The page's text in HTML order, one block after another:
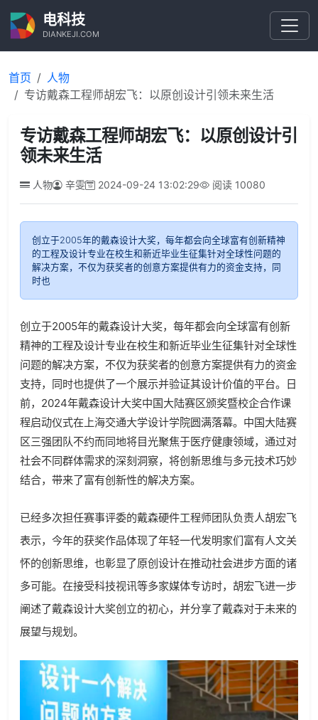
电科技
DIANKEJI.COM
首页
人物
专访戴森工程师胡宏飞：以原创设计引领未来生活
专访戴森工程师胡宏飞：以原创设计引
领未来生活
人物 辛雯 2024-09-24 13:02:29 阅读 10080
创立于2005年的戴森设计大奖，每年都会向全球富有创新精神
的工程及设计专业在校生和新近毕业生征集针对全球性问题的
解决方案，不仅为获奖者的创意方案提供有力的资金支持，同
时也
创立于2005年的戴森设计大奖，每年都会向全球富有创新
精神的工程及设计专业在校生和新近毕业生征集针对全球性
问题的解决方案，不仅为获奖者的创意方案提供有力的资金
支持，同时也提供了一个展示并验证其设计价值的平台。日
前，2024年戴森设计大奖中国大陆赛区颁奖暨校企合作课
程启动仪式在上海交通大学设计学院圆满落幕。中国大陆赛
区三强团队不约而同地将目光聚焦于医疗健康领域，通过对
社会不同群体需求的深刻洞察，将创新思维与多元技术巧妙
结合，带来了富有创新性的解决方案。
已经多次担任赛事评委的戴森硬件工程师团队负责人胡宏飞
表示，今年的获奖作品体现了年轻一代发明家们富有人文关
怀的创新思维，也彰显了原创设计在推动社会进步方面的诸
多可能。在接受科技视讯等多家媒体专访时，胡宏飞进一步
阐述了戴森设计大奖创立的初心，并分享了戴森对于未来的
展望与规划。